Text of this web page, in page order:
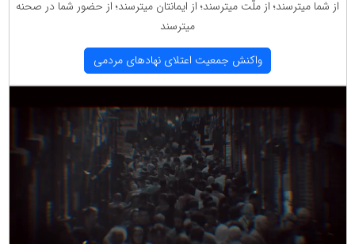
از شما میترسند؛ از ملّت میترسند؛ از ایمانتان میترسند؛ از حضور شما در صحنه
میترسند
واكنش جمعیت اعتلای نهادهای مردمی